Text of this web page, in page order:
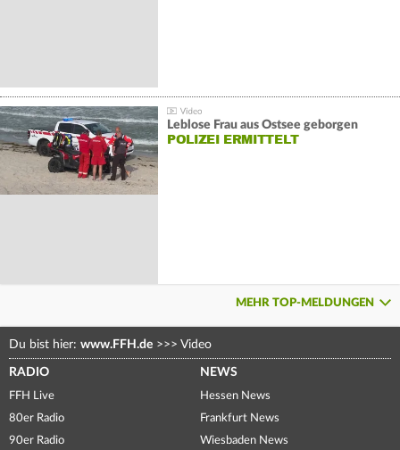
Leblose Frau aus Ostsee geborgen
POLIZEI ERMITTELT
MEHR TOP-MELDUNGEN
Du bist hier: www.FFH.de >>> Video
RADIO
FFH Live
80er Radio
90er Radio
NEWS
Hessen News
Frankfurt News
Wiesbaden News